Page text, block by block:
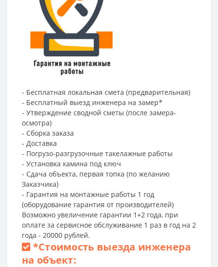
- Бесплатная локальная смета (предварительная)
- Бесплатный выезд инженера на замер*
- Утверждение сводной сметы (после замера-
осмотра)
- Сборка заказа
- Доставка
- Погрузо-разгрузочные такелажные работы
- Установка камина под ключ
- Сдача объекта, первая топка (по желанию
Заказчика)
- Гарантия на монтажные работы 1 год
(оборудование гарантия от производителей)
Возможно увеличение гарантии 1+2 года, при
оплате за сервисное обслуживание 1 раз в год на 2
года - 20000 рублей.
*Стоимость выезда инженера
на объект: